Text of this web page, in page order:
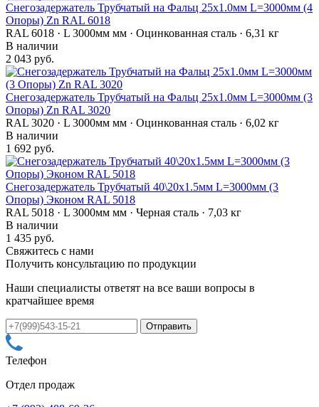
Снегозадержатель Трубчатый на Фальц 25х1.0мм L=3000мм (4
Опоры) Zn RAL 6018
RAL 6018 · L 3000мм мм · Оцинкованная сталь · 6,31 кг
В наличии
2 043 руб.
Снегозадержатель Трубчатый на Фальц 25х1.0мм L=3000мм (3
Опоры) Zn RAL 3020
RAL 3020 · L 3000мм мм · Оцинкованная сталь · 6,02 кг
В наличии
1 692 руб.
Снегозадержатель Трубчатый 40\20х1.5мм L=3000мм (3
Опоры) Эконом RAL 5018
RAL 5018 · L 3000мм мм · Черная сталь · 7,03 кг
В наличии
1 435 руб.
Свяжитесь с нами
Получить консультацию по продукции
Наши специалисты ответят на все ваши вопросы в
кратчайшее время
Телефон
Отдел продаж